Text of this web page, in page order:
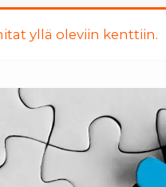
yllä oleviin kenttiin.